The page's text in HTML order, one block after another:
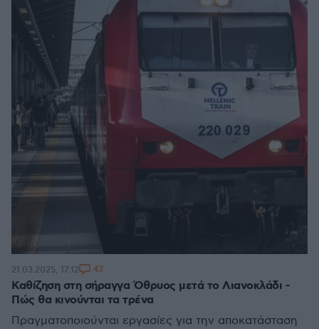
Καθίζηση στη σήραγγα Όθρυος μετά το Λιανοκλάδι -
Πώς θα κινούνται τα τρένα
Πραγματοποιούνται εργασίες για την αποκατάσταση
21.03.2025, 17:12 43